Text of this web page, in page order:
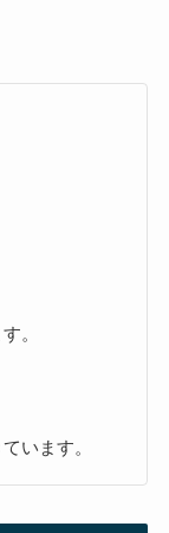
。
います。